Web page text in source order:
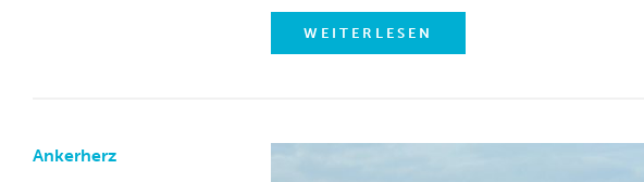
WEITERLESEN
Ankerherz